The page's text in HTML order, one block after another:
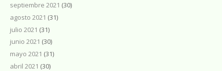
septiembre 2021 (30)
agosto 2021 (31)
julio 2021 (31)
junio 2021 (30)
mayo 2021 (31)
abril 2021 (30)